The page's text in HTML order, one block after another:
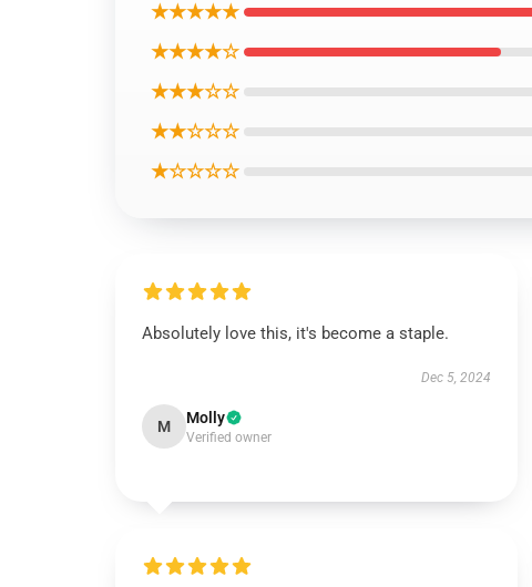
★★★★★
★★★★☆
★★★☆☆
★★☆☆☆
★☆☆☆☆
Absolutely love this, it's become a staple.
Dec 5, 2024
M Molly
Verified owner